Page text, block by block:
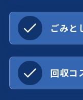
ごみと
回収コ